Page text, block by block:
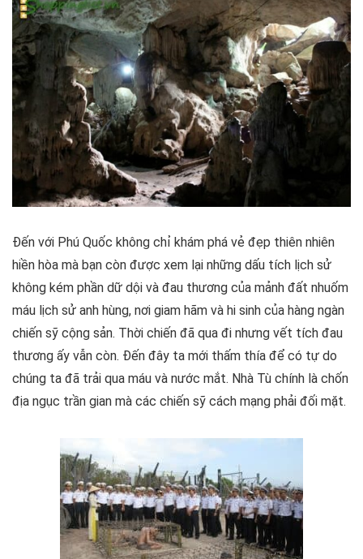
Đến với Phú Quốc không chỉ khám phá vẻ đẹp thiên nhiên
hiền hòa mà bạn còn được xem lại những dấu tích lịch sử
không kém phần dữ dội và đau thương của mảnh đất nhuốm
máu lịch sử anh hùng, nơi giam hãm và hi sinh của hàng ngàn
chiến sỹ cộng sản. Thời chiến đã qua đi nhưng vết tích đau
thương ấy vẫn còn. Đến đây ta mới thấm thía để có tự do
chúng ta đã trải qua máu và nước mắt. Nhà Tù chính là chốn
địa ngục trần gian mà các chiến sỹ cách mạng phải đối mặt.